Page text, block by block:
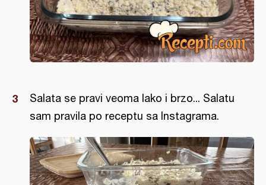
Salata se pravi veoma lako i brzo... Salatu
sam pravila po receptu sa Instagrama.